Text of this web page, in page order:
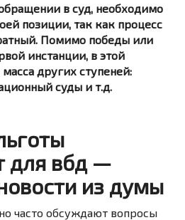
в суд, необходимо
позиции, так как процесс
Помимо победы или
инстанции, в этой
других ступеней:
суды и т.д.
для вбд —
из думы
часто обсуждают вопросы